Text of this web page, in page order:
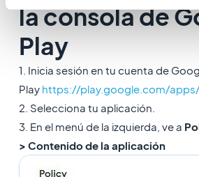
la consola de
Play
1. Inicia sesión en tu cuenta de
Play https://play.google.com/
2. Selecciona tu aplicación.
3. En el menú de la izquierda, ve a
> Contenido de la aplicación